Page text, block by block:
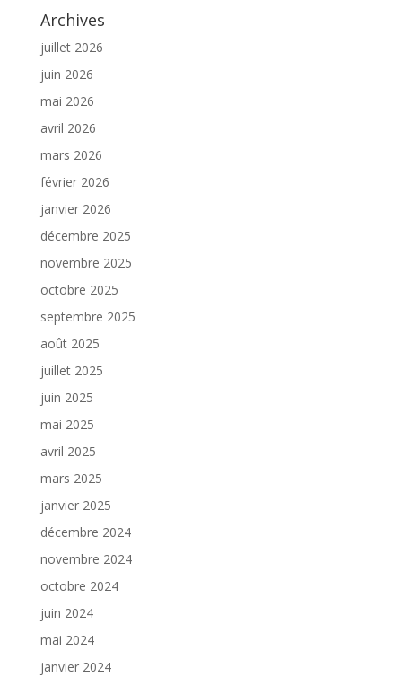
Archives
juillet 2026
juin 2026
mai 2026
avril 2026
mars 2026
février 2026
janvier 2026
décembre 2025
novembre 2025
octobre 2025
septembre 2025
août 2025
juillet 2025
juin 2025
mai 2025
avril 2025
mars 2025
janvier 2025
décembre 2024
novembre 2024
octobre 2024
juin 2024
mai 2024
janvier 2024